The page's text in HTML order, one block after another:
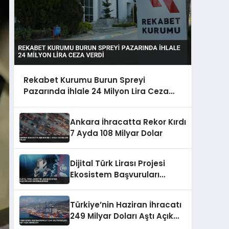
Rekabet Kurumu Burun Spreyi
Pazarında İhlale 24 Milyon Lira Ceza
Ankara İhracatta Rekor Kırdı
7 Ayda 108 Milyar Dolar
Dijital Türk Lirası Projesi
Ekosistem Başvuruları
Türkiye’nin Haziran İhracatı
249 Milyar Doları Aştı Açık